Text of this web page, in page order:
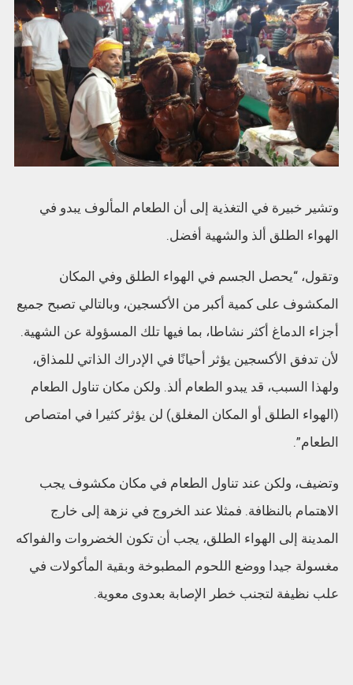
وتشير خبيرة في التغذية إلى أن الطعام المألوف يبدو في
الهواء الطلق ألذ والشهية أفضل.
وتقول، “يحصل الجسم في الهواء الطلق وفي المكان
المكشوف على كمية أكبر من الأكسجين، وبالتالي تصبح جميع
أجزاء الدماغ أكثر نشاطا، بما فيها تلك المسؤولة عن الشهية.
لأن تدفق الأكسجين يؤثر أحيانًا في الإدراك الذاتي للمذاق،
ولهذا السبب، قد يبدو الطعام ألذ. ولكن مكان تناول الطعام
(الهواء الطلق أو المكان المغلق) لن يؤثر كثيرا في امتصاص
الطعام”.
وتضيف، ولكن عند تناول الطعام في مكان مكشوف يجب
الاهتمام بالنظافة. فمثلا عند الخروج في نزهة إلى خارج
المدينة إلى الهواء الطلق، يجب أن تكون الخضروات والفواكه
مغسولة جيدا ووضع اللحوم المطبوخة وبقية المأكولات في
علب نظيفة لتجنب خطر الإصابة بعدوى معوية.